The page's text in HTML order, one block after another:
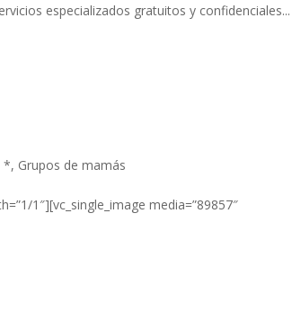
especializados gratuitos y confidenciales...
*, Grupos de mamás
1″][vc_single_image media=”89857″